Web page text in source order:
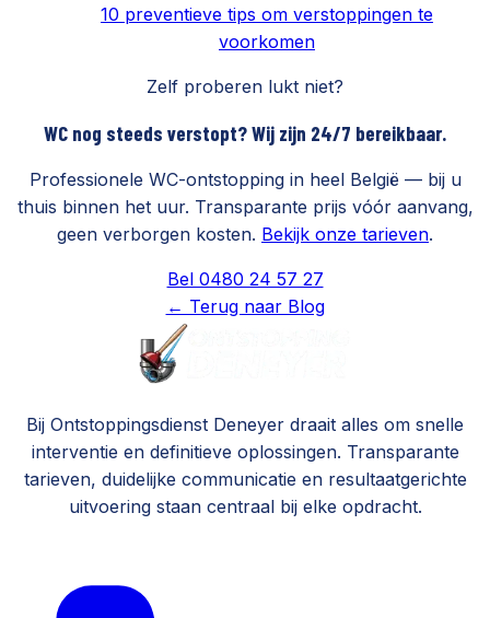
10 preventieve tips om verstoppingen te
voorkomen
Zelf proberen lukt niet?
WC nog steeds verstopt? Wij zijn 24/7 bereikbaar.
Professionele WC-ontstopping in heel België — bij u
thuis binnen het uur. Transparante prijs vóór aanvang,
geen verborgen kosten. Bekijk onze tarieven.
Bel 0480 24 57 27
← Terug naar Blog
Bij Ontstoppingsdienst Deneyer draait alles om snelle
interventie en definitieve oplossingen. Transparante
tarieven, duidelijke communicatie en resultaatgerichte
uitvoering staan centraal bij elke opdracht.